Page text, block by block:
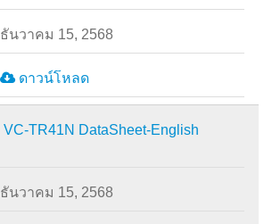
ธันวาคม 15, 2568
ดาวน์โหลด
VC-TR41N DataSheet-English
ธันวาคม 15, 2568